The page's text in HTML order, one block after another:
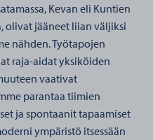
Kevan eli Kuntien
olivat jääneet liian väljiksi
nähden. Työtapojen
raja-aidat yksiköiden
vaativat
parantaa tiimien
ja spontaanit tapaamiset
ympäristö itsessään